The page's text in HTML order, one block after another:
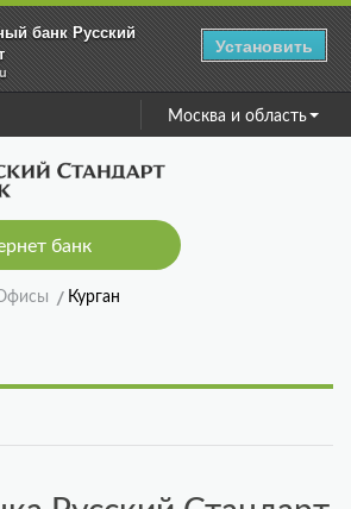
банк Русский
Установить
Москва и область
банк
Курган